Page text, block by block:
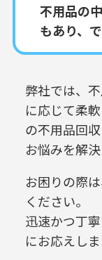
不用品の
もあり、
弊社では、
に応じて柔軟
の不用品回
お悩みを解決
お困りの際
ください。
迅速かつ丁
にお応えしま